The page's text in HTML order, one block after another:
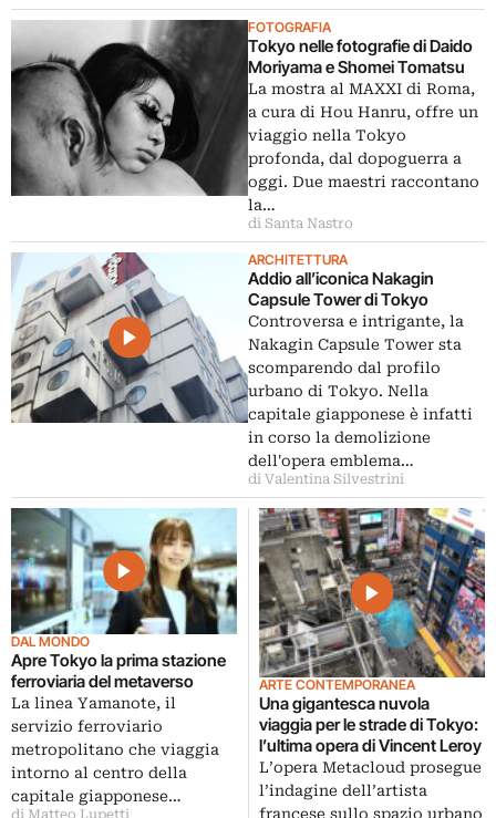
FOTOGRAFIA
Tokyo nelle fotografie di Daido
Moriyama e Shomei Tomatsu
La mostra al MAXXI di Roma,
a cura di Hou Hanru, offre un
viaggio nella Tokyo
profonda, dal dopoguerra a
oggi. Due maestri raccontano
la…
di Santa Nastro
ARCHITETTURA
Addio all’iconica Nakagin
Capsule Tower di Tokyo
Controversa e intrigante, la
Nakagin Capsule Tower sta
scomparendo dal profilo
urbano di Tokyo. Nella
capitale giapponese è infatti
in corso la demolizione
dell'opera emblema…
di Valentina Silvestrini
DAL MONDO
Apre Tokyo la prima stazione
ferroviaria del metaverso
La linea Yamanote, il
servizio ferroviario
metropolitano che viaggia
intorno al centro della
capitale giapponese…
di Matteo Lupetti
ARTE CONTEMPORANEA
Una gigantesca nuvola
viaggia per le strade di Tokyo:
l’ultima opera di Vincent Leroy
L’opera Metacloud prosegue
l’indagine dell’artista
francese sullo spazio urbano